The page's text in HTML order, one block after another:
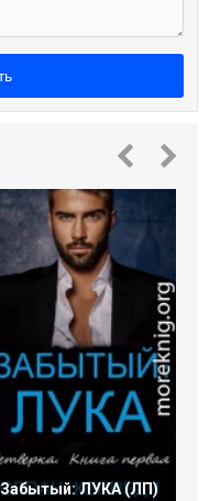
Забытый: ЛУКА (ЛП)